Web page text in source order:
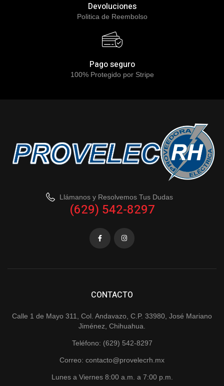
Devoluciones
Politica de Reembolso
Pago seguro
100% Protegido por Stripe
Llámanos y Resolvemos Tus Dudas
(629) 542-8297
CONTACTO
Calle 1 de Mayo 311, Col. Andavazo, C.P. 33980, José Mariano
Jiménez, Chihuahua.
Teléfono: (629) 542-8297
Correo: contacto@provelecrh.mx
Lunes a Viernes 8:00 a.m. a 7:00 p.m.